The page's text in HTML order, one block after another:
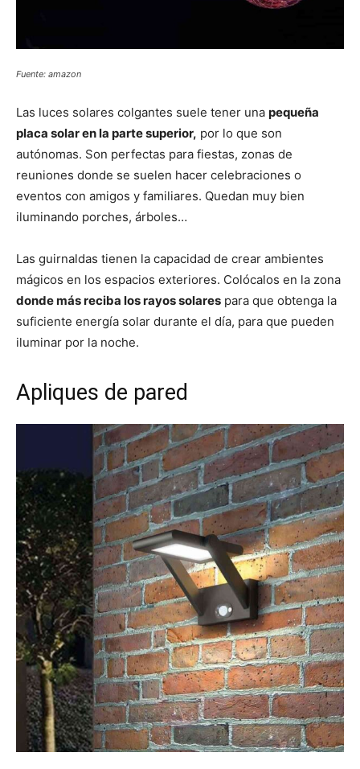
Fuente: amazon
Las luces solares colgantes suele tener una pequeña
placa solar en la parte superior, por lo que son
autónomas. Son perfectas para fiestas, zonas de
reuniones donde se suelen hacer celebraciones o
eventos con amigos y familiares. Quedan muy bien
iluminando porches, árboles…
Las guirnaldas tienen la capacidad de crear ambientes
mágicos en los espacios exteriores. Colócalos en la zona
donde más reciba los rayos solares para que obtenga la
suficiente energía solar durante el día, para que pueden
iluminar por la noche.
Apliques de pared